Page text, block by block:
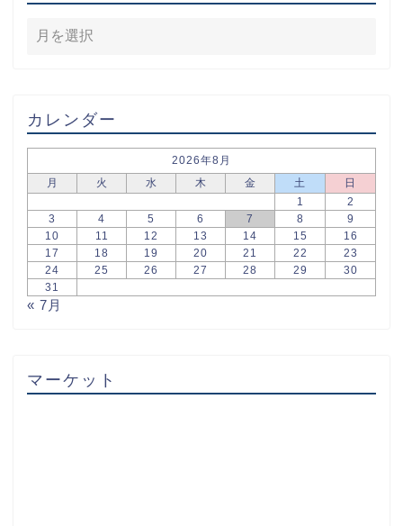
カレンダー
2026年8月
月
火 水 木 金 土
日
1
2
3
4 5 6 7 8
9
10
11 12 13 14 15
16
17
18 19 20 21 22
23
24
25 26 27 28 29
30
31
« 7月
マーケット